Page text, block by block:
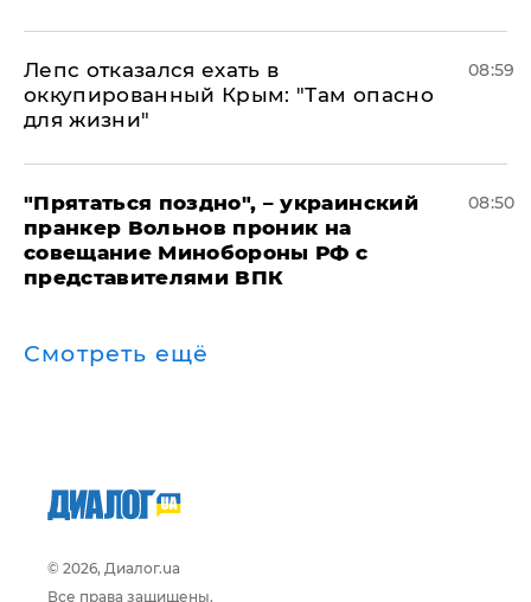
Лепс отказался ехать в
оккупированный Крым: "Там опасно
для жизни"
08:59
"Прятаться поздно", – украинский
пранкер Вольнов проник на
совещание Минобороны РФ с
представителями ВПК
08:50
Смотреть ещё
© 2026, Диалог.ua
Все права защищены.